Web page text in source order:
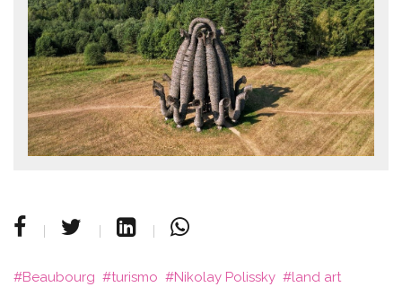
Beaubourg turismo Nikolay Polissky
land art